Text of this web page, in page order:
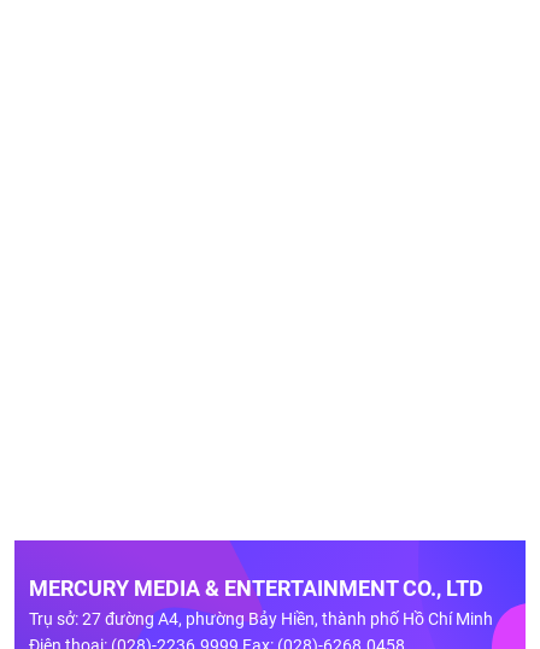
MERCURY MEDIA & ENTERTAINMENT CO., LTD
Trụ sở: 27 đường A4, phường Bảy Hiền, thành phố Hồ Chí Minh